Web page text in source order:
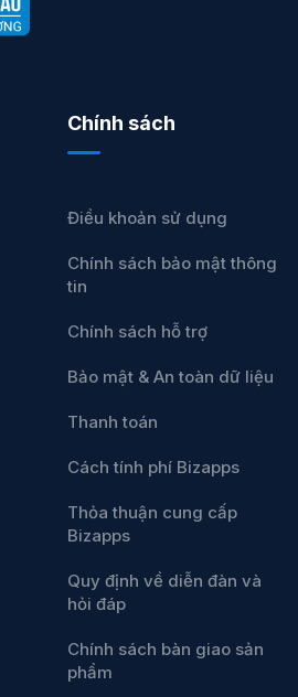
Chính sách
Điều khoản sử dụng
Chính sách bảo mật thông
tin
Chính sách hỗ trợ
Bảo mật & An toàn dữ liệu
Thanh toán
Cách tính phí Bizapps
Thỏa thuận cung cấp
Bizapps
Quy định về diễn đàn và
hỏi đáp
Chính sách bàn giao sản
phẩm